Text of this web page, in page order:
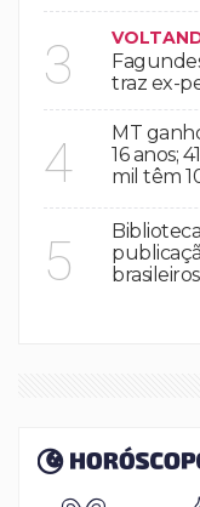
3
traz ex-
4
MT
16 anos;
mil têm
5